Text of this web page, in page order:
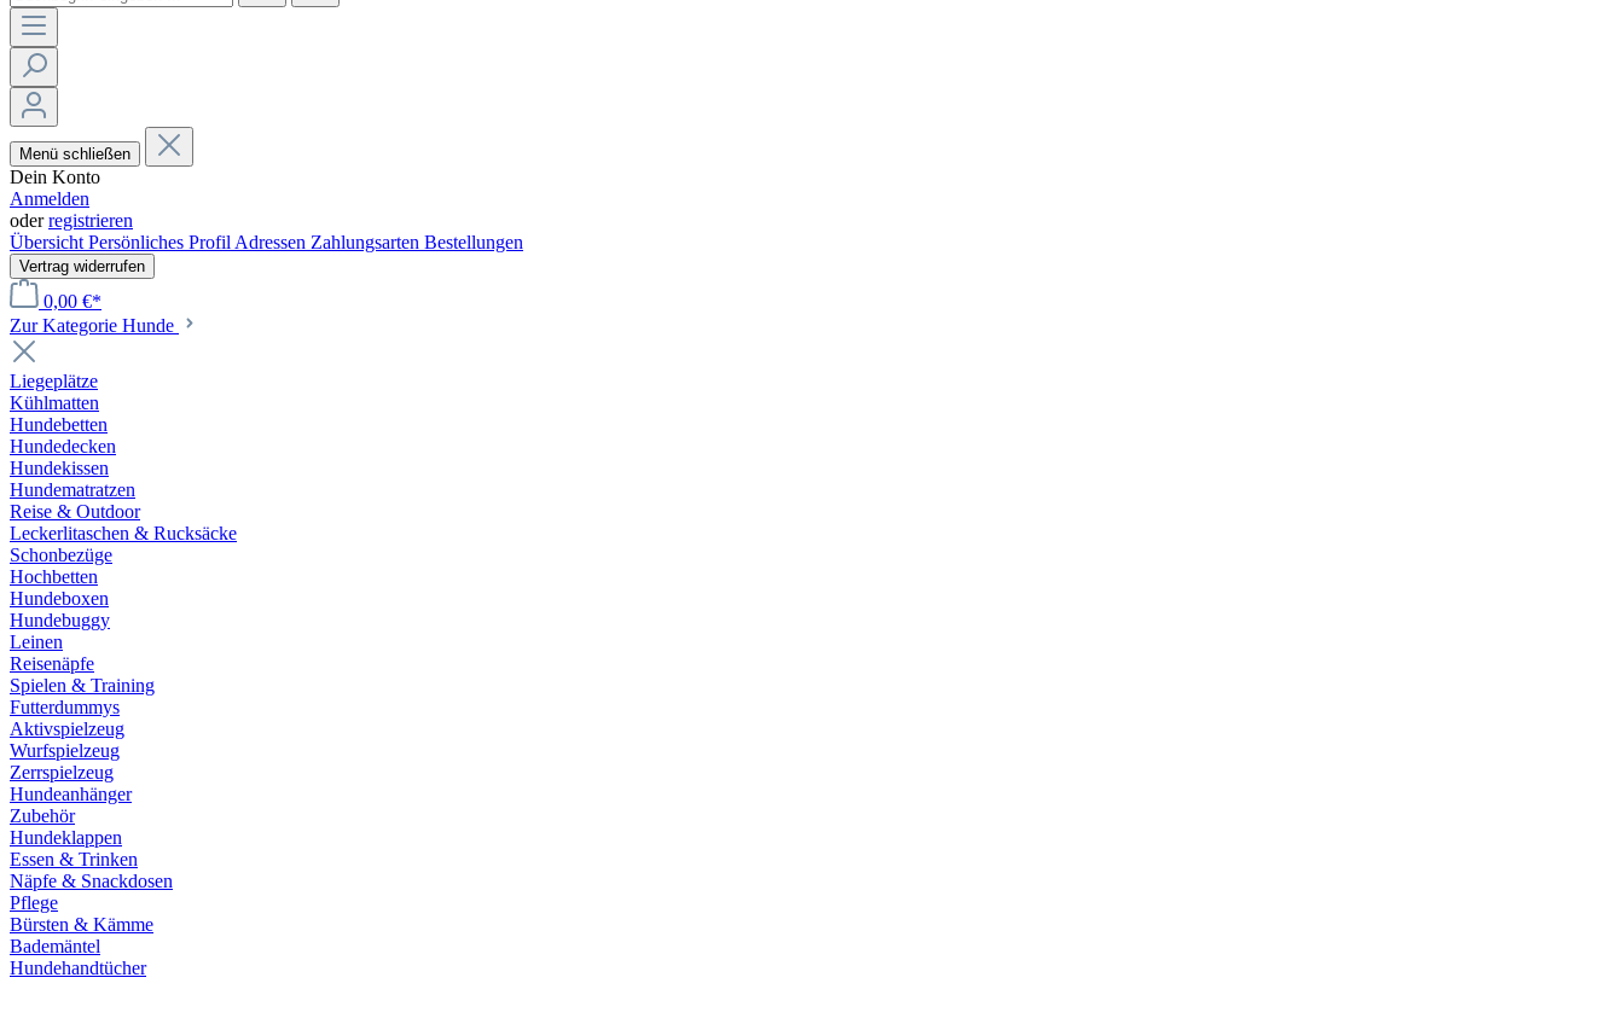
Menü schließen
Dein Konto
Anmelden
oderregistrieren
ÜbersichtPersönliches ProfilAdressen Zahlungsarten Bestellungen
Vertrag widerrufen
0,00 €*
Zur Kategorie Hunde
Liegeplätze
Kühlmatten
Hundebetten
Hundedecken
Hundekissen
Hundematratzen
Reise & Outdoor
Leckerlitaschen & Rucksäcke
Schonbezüge
Hochbetten
Hundeboxen
Hundebuggy
Leinen
Reisenäpfe
Spielen & Training
Futterdummys
Aktivspielzeug
Wurfspielzeug
Zerrspielzeug
Hundeanhänger
Zubehör
Hundeklappen
Essen & Trinken
Näpfe & Snackdosen
Pflege
Bürsten & Kämme
Bademäntel
Hundehandtücher